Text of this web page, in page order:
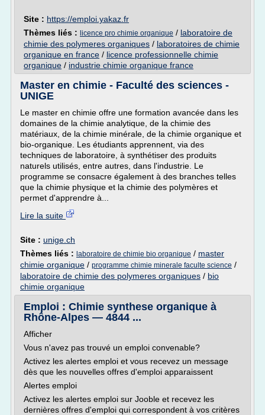
Site : https://emploi.yakaz.fr
Thèmes liés : licence pro chimie organique / laboratoire de
chimie des polymeres organiques / laboratoires de chimie
organique en france / licence professionnelle chimie
organique / industrie chimie organique france
Master en chimie - Faculté des sciences -
UNIGE
Le master en chimie offre une formation avancée dans les
domaines de la chimie analytique, de la chimie des
matériaux, de la chimie minérale, de la chimie organique et
bio-organique. Les étudiants apprennent, via des
techniques de laboratoire, à synthétiser des produits
naturels utilisés, entre autres, dans l'industrie. Le
programme se consacre également à des branches telles
que la chimie physique et la chimie des polymères et
permet d'apprendre à...
Lire la suite
Site : unige.ch
Thèmes liés : laboratoire de chimie bio organique / master
chimie organique / programme chimie minerale faculte science /
laboratoire de chimie des polymeres organiques / bio
chimie organique
Emploi : Chimie synthese organique à
Rhône-Alpes — 4844 ...
Afficher
Vous n'avez pas trouvé un emploi convenable?
Activez les alertes emploi et vous recevez un message
dès que les nouvelles offres d'emploi apparaissent
Alertes emploi
Activez les alertes emploi sur Jooble et recevez les
dernières offres d'emploi qui correspondent à vos critères